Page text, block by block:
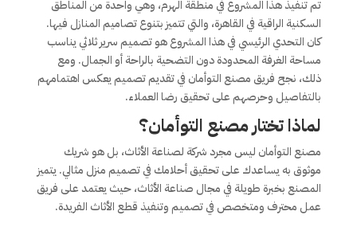
تم تنفيذ هذا المشروع في منطقة الهرم، وهي واحدة من المناطق
السكنية الراقية في القاهرة، والتي تتميز بتنوع تصاميم المنازل فيها.
كان التحدي الرئيسي في هذا المشروع هو تصميم سرير ثلاثي يناسب
مساحة الغرفة المحدودة دون التضحية بالراحة أو الجمال. ومع
ذلك، نجح فريق مصنع التوأمان في تقديم تصميم يعكس اهتمامهم
بالتفاصيل وحرصهم على تحقيق رضا العملاء.
لماذا تختار مصنع التوأمان؟
مصنع التوأمان ليس مجرد شركة لصناعة الأثاث، بل هو شريك
موثوق به يساعدك على تحقيق أحلامك في تصميم منزل مثالي. يتميز
المصنع بخبرة طويلة في مجال صناعة الأثاث، حيث يعتمد على فريق
عمل محترف ومتخصص في تصميم وتنفيذ قطع الأثاث الفريدة.